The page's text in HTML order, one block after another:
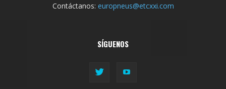
Contáctanos: europneus@etcxxi.com
SÍGUENOS